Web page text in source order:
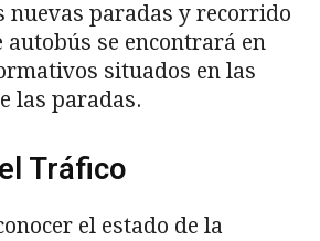
nuevas paradas y recorrido
autobús se encontrará en
situados en las
las paradas.
Tráfico
el estado de la